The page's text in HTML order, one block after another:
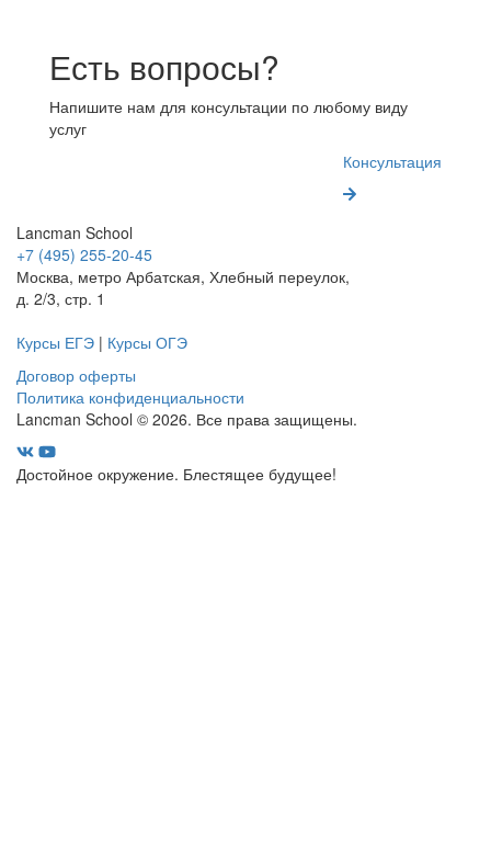
Есть вопросы?
Напишите нам для консультации по любому виду
услуг
Консультация
Lancman School
+7 (495) 255-20-45
Москва, метро Арбатская, Хлебный переулок,
д. 2/3, стр. 1
Курсы ЕГЭ | Курсы ОГЭ
Договор оферты
Политика конфиденциальности
Lancman School © 2026. Все права защищены.
Достойное окружение. Блестящее будущее!